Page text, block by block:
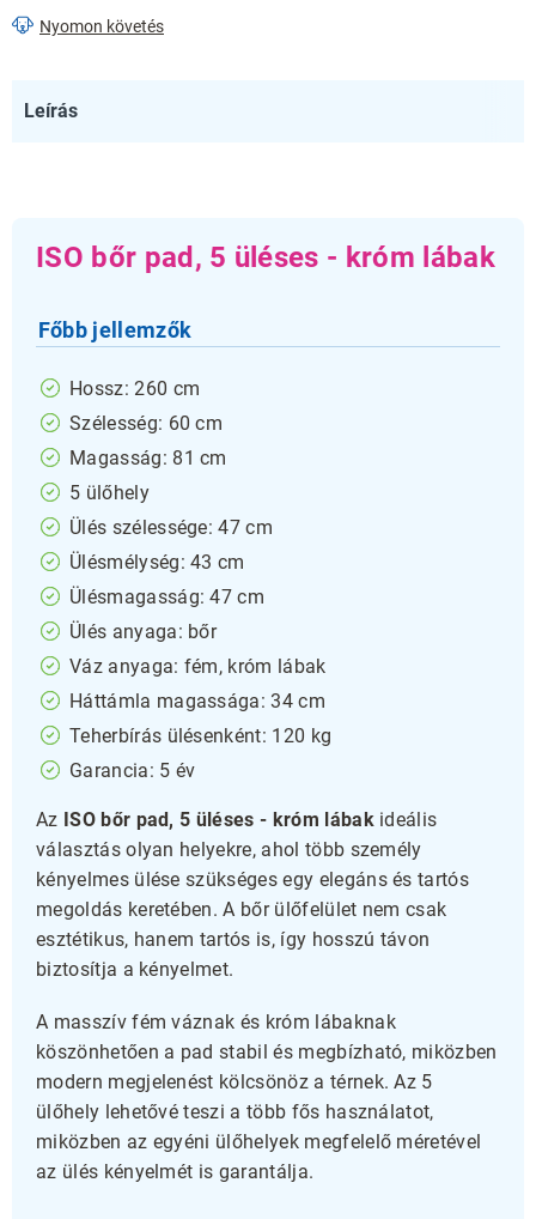
Nyomon követés
Leírás
ISO bőr pad, 5 üléses - króm lábak
Főbb jellemzők
Hossz: 260 cm
Szélesség: 60 cm
Magasság: 81 cm
5 ülőhely
Ülés szélessége: 47 cm
Ülésmélység: 43 cm
Ülésmagasság: 47 cm
Ülés anyaga: bőr
Váz anyaga: fém, króm lábak
Háttámla magassága: 34 cm
Teherbírás ülésenként: 120 kg
Garancia: 5 év
Az ISO bőr pad, 5 üléses - króm lábakideális
választás olyan helyekre, ahol több személy
kényelmes ülése szükséges egy elegáns és tartós
megoldás keretében. A bőr ülőfelület nem csak
esztétikus, hanem tartós is, így hosszú távon
biztosítja a kényelmet.
A masszív fém váznak és króm lábaknak
köszönhetően a pad stabil és megbízható, miközben
modern megjelenést kölcsönöz a térnek. Az 5
ülőhely lehetővé teszi a több fős használatot,
miközben az egyéni ülőhelyek megfelelő méretével
az ülés kényelmét is garantálja.